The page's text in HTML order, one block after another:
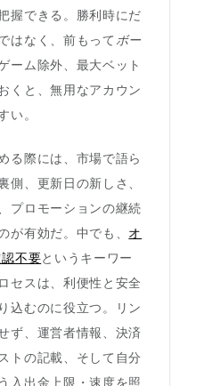
握できる。勝利時にだ
はなく、前もって ボー
ーム除外、最大ベット
くと、無用なアカウン
い。
る際には、市場で語ら
側、更新日の新しさ、
プロモーションの継続
が有効だ。中でも、 オ
不要というキーワー
セスは、利便性と安全
込むのに役立つ。リン
ず、運営者情報、決済
トの記載、そして自分
入出金上限・速度を照